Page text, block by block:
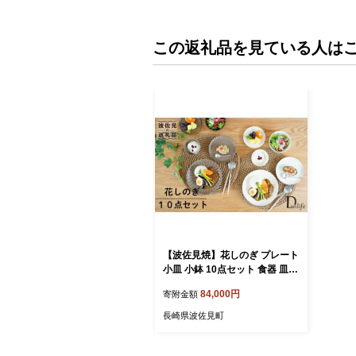
この返礼品を見ている人は
【波佐見焼】花しのぎ プレート
小皿 小鉢 10点セット 食器 皿
寄附金額 84,000円
長崎県波佐見町